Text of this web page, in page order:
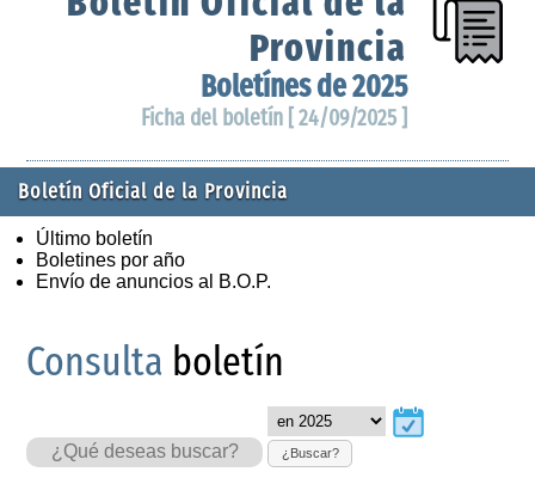
Provincia
Boletínes de 2025
Ficha del boletín [ 24/09/2025 ]
Boletín Oficial de la Provincia
Último boletín
Boletines por año
Envío de anuncios al B.O.P.
Consulta boletín
¿Buscar?